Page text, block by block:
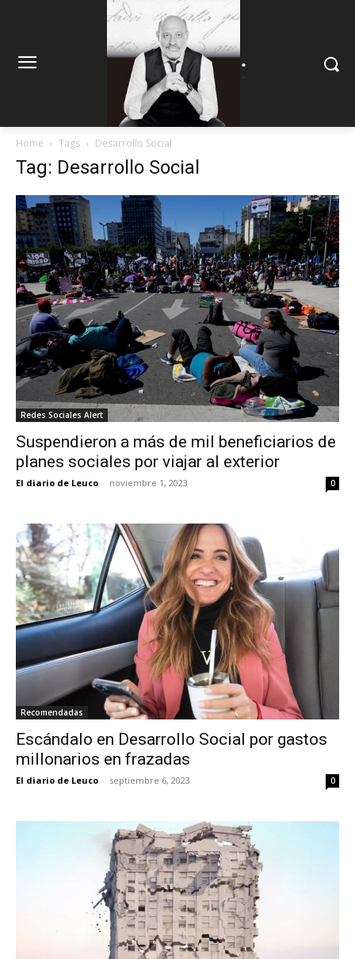
.
Home Tags Desarrollo Social
Tag: Desarrollo Social
Redes Sociales Alert
Suspendieron a más de mil beneficiarios de
planes sociales por viajar al exterior
El diario de Leuco - noviembre 1, 2023 0
Recomendadas
Escándalo en Desarrollo Social por gastos
millonarios en frazadas
El diario de Leuco - septiembre 6, 2023 0